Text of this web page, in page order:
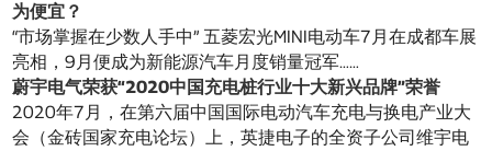
为便宜？
“市场掌握在少数人手中” 五菱宏光MINI电动车7月在成都车展
亮相，9月便成为新能源汽车月度销量冠军……
蔚宇电气荣获“2020中国充电桩行业十大新兴品牌”荣誉
2020年7月，在第六届中国国际电动汽车充电与换电产业大
会（金砖国家充电论坛）上，英捷电子的全资子公司维宇电